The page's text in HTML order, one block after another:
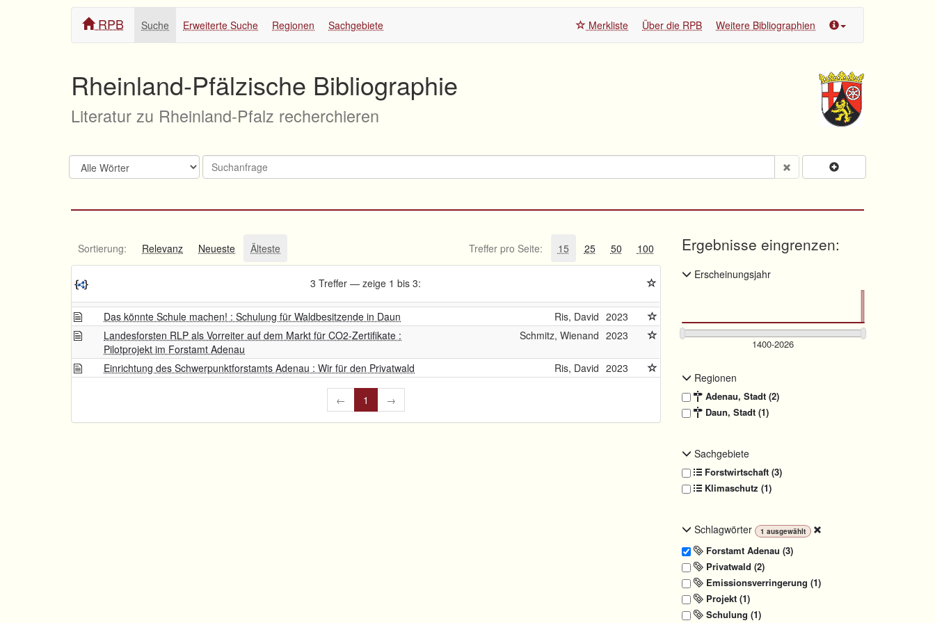
RPB Suche Erweiterte Suche Regionen Sachgebiete Merkliste Über die RPB Weitere Bibliographien
Rheinland-Pfälzische Bibliographie
Literatur zu Rheinland-Pfalz recherchieren
Sortierung: Relevanz Neueste Älteste Treffer pro Seite: 15 25 50 100
3 Treffer — zeige 1 bis 3:
Das könnte Schule machen! : Schulung für Waldbesitzende in Daun Ris, David 2023
Landesforsten RLP als Vorreiter auf dem Markt für CO2-Zertifikate :
Pilotprojekt im Forstamt Adenau
Schmitz, Wienand 2023
Einrichtung des Schwerpunktforstamts Adenau : Wir für den Privatwald Ris, David 2023
← 1 →
Ergebnisse eingrenzen:
Erscheinungsjahr
Regionen
Adenau, Stadt (2)
Daun, Stadt (1)
Sachgebiete
Forstwirtschaft (3)
Klimaschutz (1)
Schlagwörter 1 ausgewählt
Forstamt Adenau (3)
Privatwald (2)
Emissionsverringerung (1)
Projekt (1)
Schulung (1)